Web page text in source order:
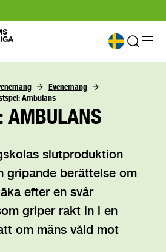
Evenemang
Ambulans
AMBULANS
slutproduktion
gripande berättelse om
efter en svår
griper rakt in i en
om mäns våld mot